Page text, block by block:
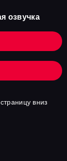
озвучка
вниз